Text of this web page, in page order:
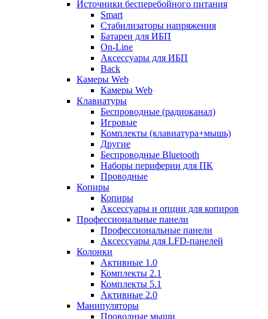
Источники бесперебойного питания
Smart
Стабилизаторы напряжения
Батареи для ИБП
On-Line
Аксессуары для ИБП
Back
Камеры Web
Камеры Web
Клавиатуры
Беспроводные (радиоканал)
Игровые
Комплекты (клавиатура+мышь)
Другие
Беспроводные Bluetooth
Наборы периферии для ПК
Проводные
Копиры
Копиры
Аксессуары и опции для копиров
Профессиональные панели
Профессиональные панели
Аксессуары для LFD-панелей
Колонки
Активные 1.0
Комплекты 2.1
Комплекты 5.1
Активные 2.0
Манипуляторы
Проводные мыши